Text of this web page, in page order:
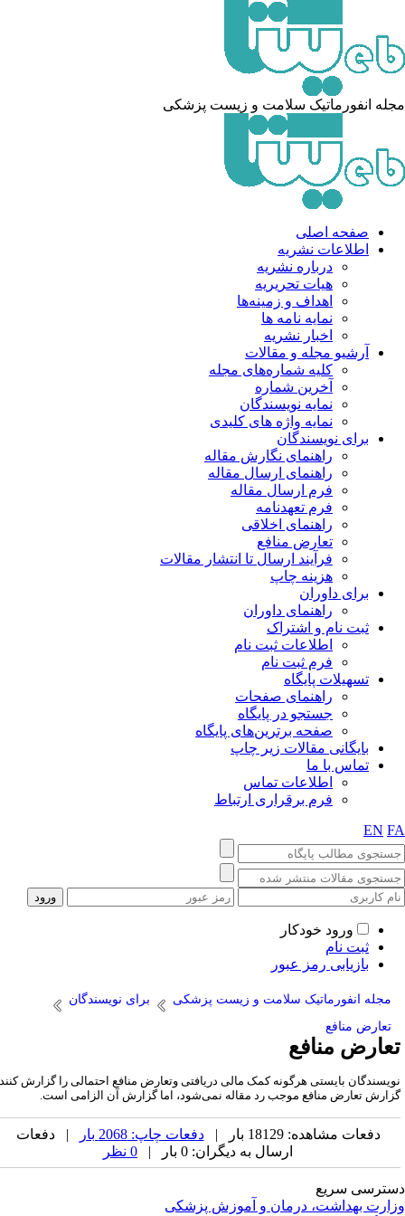
انفورماتیک سلامت و زیست پزشکی
صفحه اصلی
اطلاعات نشریه
درباره نشریه
هیات تحریریه
اهداف و زمینه‌ها
نمایه نامه ها
اخبار نشریه
آرشیو مجله و مقالات
کلیه شماره‌های مجله
آخرین شماره
نمایه نویسندگان
نمایه واژه های کلیدی
برای نویسندگان
راهنمای نگارش مقاله
راهنمای ارسال مقاله
فرم ارسال مقاله
فرم تعهدنامه
راهنمای اخلاقی
تعارض منافع
فرآیند ارسال تا انتشار مقالات
هزینه چاپ
برای داوران
راهنمای داوران
ثبت نام و اشتراک
اطلاعات ثبت نام
فرم ثبت نام
تسهیلات پایگاه
راهنمای صفحات
جستجو در پایگاه
صفحه برترین‌های پایگاه
بایگانی مقالات زیر چاپ
تماس با ما
اطلاعات تماس
فرم برقراری ارتباط
EN
ورود خودکار
ثبت نام
بازیابی رمز عبور
مجله انفورماتیک سلامت و زیست پزشکی
برای نویسندگان
تعارض منافع
منافع
بایستی هرگونه کمک مالی دریافتی وتعارض منافع احتمالی را گزارش کنند.
تعارض منافع موجب رد مقاله نمی‌شود، اما گزارش آن الزامی است.
دفعات مشاهده: 18129 بار | دفعات چاپ: 2068 بار
| دفعات
ارسال به دیگران: 0 بار |
سریع
بهداشت، درمان و آموزش پزشکی